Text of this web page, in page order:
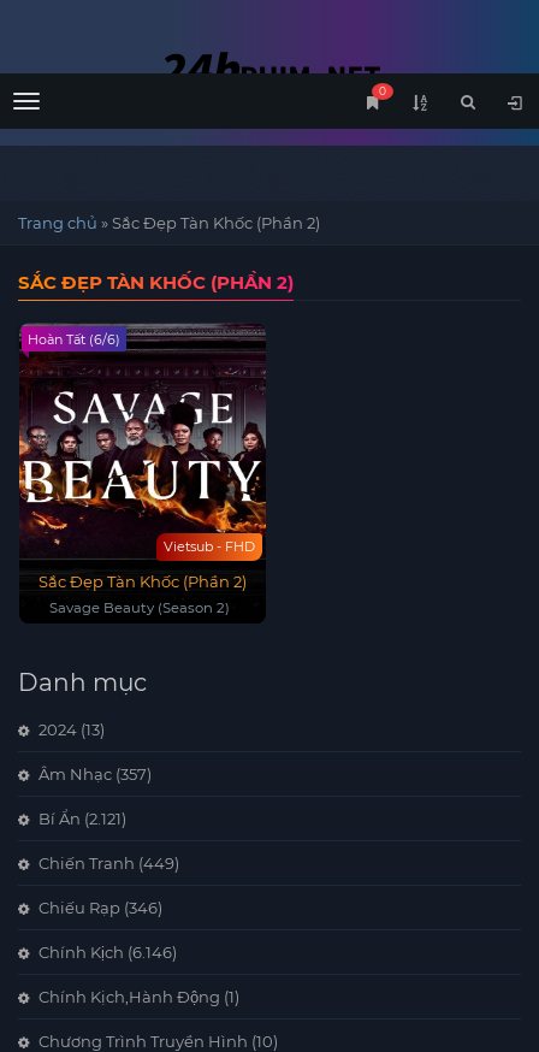
Menu
0
Trang chủ »Sắc Đẹp Tàn Khốc (Phần 2)
SẮC ĐẸP TÀN KHỐC (PHẦN 2)
Vietsub - FHD
Hoàn Tất (6/6)
Sắc Đẹp Tàn Khốc (Phần 2)
Savage Beauty (Season 2)
Danh mục
2024 (13)
Âm Nhạc (357)
Bí Ẩn (2.121)
Chiến Tranh (449)
Chiếu Rạp (346)
Chính Kịch (6.146)
Chính Kịch,Hành Động (1)
Chương Trình Truyền Hình (10)